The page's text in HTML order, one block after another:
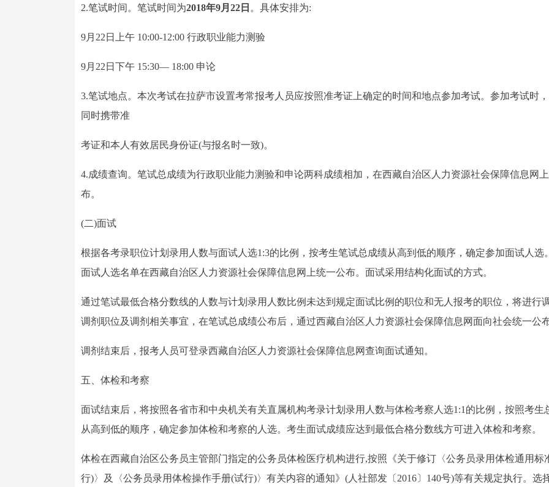
2.笔试时间。笔试时间为2018年9月22日 。具体安排为:
9月22日上午 10:00-12:00 行政职业能力测验
9月22日下午 15:30— 18:00 申论
3.笔试地点。本次考试在拉萨市设置考常报考人员应按照准考证上确定的时间和地点参加考试。参加考试时
同时携带准
考证和本人有效居民身份证(与报名时一致)。
4.成绩查询。笔试总成绩为行政职业能力测验和申论两科成绩相加，在西藏自治区人力资源社会保障信息网
布。
(二)面试
根据各考录职位计划录用人数与面试人选1:3的比例，按考生笔试总成绩从高到低的顺序，确定参加面试人选
面试人选名单在西藏自治区人力资源社会保障信息网上统一公布。面试采用结构化面试的方式。
通过笔试最低合格分数线的人数与计划录用人数比例未达到规定面试比例的职位和无人报考的职位，将进行
调剂职位及调剂相关事宜，在笔试总成绩公布后，通过西藏自治区人力资源社会保障信息网面向社会统一公
调剂结束后，报考人员可登录西藏自治区人力资源社会保障信息网查询面试通知。
五、体检和考察
面试结束后，将按照各省市和中央机关有关直属机构考录计划录用人数与体检考察人选1:1的比例，按照考生
从高到低的顺序，确定参加体检和考察的人选。考生面试成绩应达到最低合格分数线方可进入体检和考察。
体检在西藏自治区公务员主管部门指定的公务员体检医疗机构进行,按照《关于修订〈公务员录用体检通用标
行)〉及〈公务员录用体检操作手册(试行)〉有关内容的通知》(人社部发〔2016〕140号)等有关规定执行。选